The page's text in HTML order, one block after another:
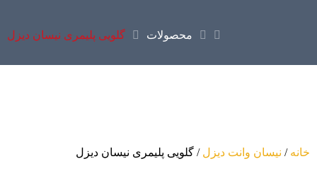
محصولات گلویی پلیمری نیسان دیزل
خانه / نیسان وانت دیزل / گلویی پلیمری نیسان دیزل